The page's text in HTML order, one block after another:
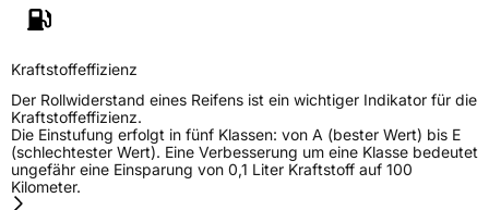
Kraftstoffeffizienz
Der Rollwiderstand eines Reifens ist ein wichtiger Indikator für die
Kraftstoffeffizienz.
Die Einstufung erfolgt in fünf Klassen: von A (bester Wert) bis E
(schlechtester Wert). Eine Verbesserung um eine Klasse bedeutet
ungefähr eine Einsparung von 0,1 Liter Kraftstoff auf 100
Kilometer.